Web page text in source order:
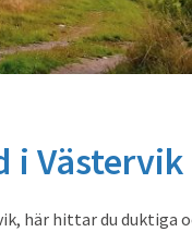
i Västervik
här hittar du duktiga